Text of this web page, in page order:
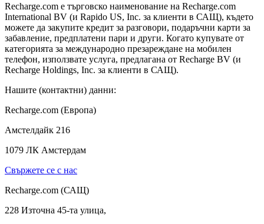
Recharge.com е търговско наименование на Recharge.com
International BV (и Rapido US, Inc. за клиенти в САЩ), където
можете да закупите кредит за разговори, подаръчни карти за
забавление, предплатени пари и други. Когато купувате от
категорията за международно презареждане на мобилен
телефон, използвате услуга, предлагана от Recharge BV (и
Recharge Holdings, Inc. за клиенти в САЩ).
Нашите (контактни) данни:
Recharge.com (Европа)
Амстелдайк 216
1079 ЛК Амстердам
Свържете се с нас
Recharge.com (САЩ)
228 Източна 45-та улица,